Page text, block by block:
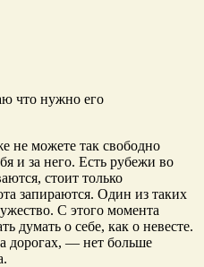
что нужно его
не можете так свободно
и за него. Есть рубежи во
стоит только
запираются. Один из таких
С этого момента
думать о себе, как о невесте.
дорогах, — нет больше